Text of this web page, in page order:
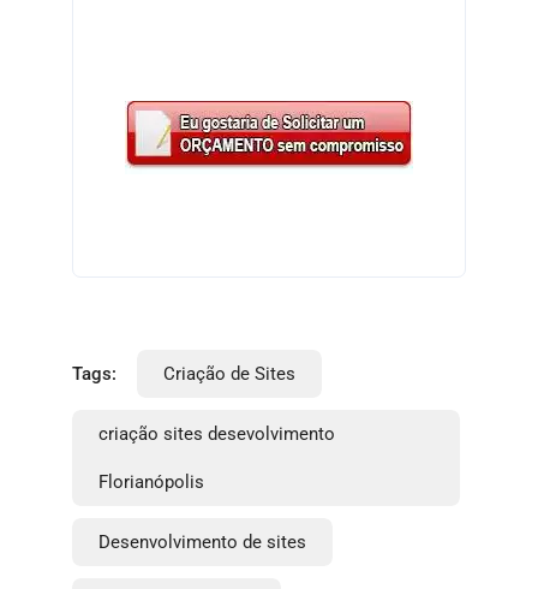
Tags: Criação de Sites
criação sites desevolvimento
Florianópolis
Desenvolvimento de sites